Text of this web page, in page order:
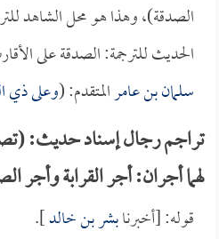
الصدقة)، وهذا هو محل الشاهد
الحديث للترجمة: الصدقة على
سلمان بن عامرالمتقدم: (وعلى ذي
تراجم رجال إسناد حديث:
لهما أجران: أجر القرابة وأجر
قوله: [أخبرنابشر بن خالد].